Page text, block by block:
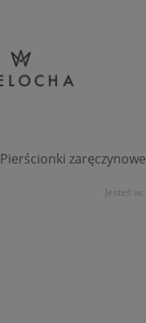
Pierścionki zaręczynowe
Jesteś w: